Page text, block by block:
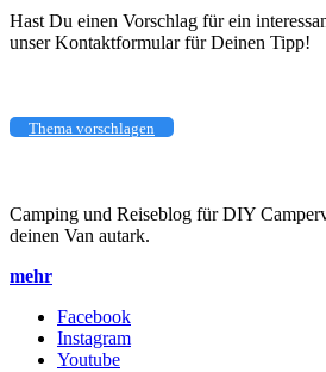
Hast Du einen Vorschlag für ein
unser Kontaktformular für Deinen Tipp!
Thema vorschlagen
Camping und Reiseblog für DIY
deinen Van autark.
mehr
Facebook
Instagram
Youtube